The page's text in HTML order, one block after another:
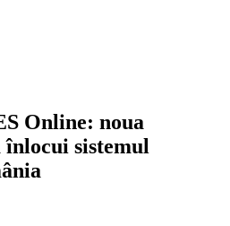
Online: noua
sistemul